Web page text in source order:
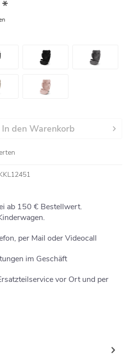
In den Warenkorb
ab 150 € Bestellwert.
per Mail oder Videocall
im Geschäft
vor Ort und per